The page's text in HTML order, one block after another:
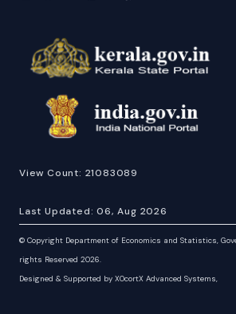
View Count: 21083089
Last Updated:06, Aug 2026
© Copyright Department of Economics and Statistics,
rights Reserved 2026.
Designed & Supported by XOcortX Advanced Systems,